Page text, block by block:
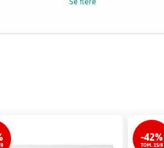
-42%
TOM. 15/8